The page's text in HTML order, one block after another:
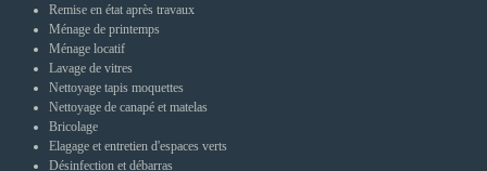
Remise en état après travaux
Ménage de printemps
Ménage locatif
Lavage de vitres
Nettoyage tapis moquettes
Nettoyage de canapé et matelas
Bricolage
Elagage et entretien d'espaces verts
Désinfection et débarras